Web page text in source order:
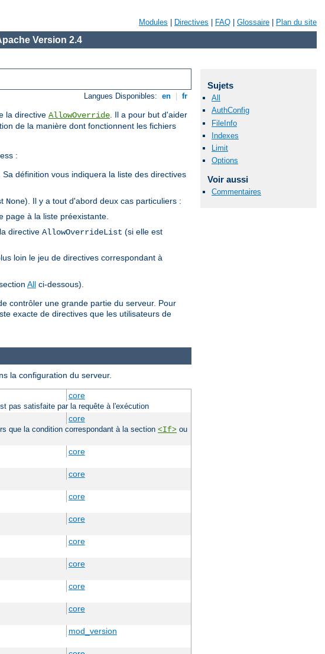
Modules Directives FAQ Glossaire Plan du site
Version 2.4
Langues Disponibles: en fr
la directive AllowOverride. Il a pour but d'aider
de la manière dont fonctionnent les fichiers
:
définition vous indiquera la liste des directives
None). Il y a tout d'abord deux cas particuliers :
page à la liste préexistante.
directive AllowOverrideList (si elle est
loin le jeu de directives correspondant à
All ci-dessous).
contrôler une grande partie du serveur. Pour
exacte de directives que les utilisateurs de
Sujets
All
AuthConfig
FileInfo
Indexes
Limit
Options
Voir aussi
Commentaires
la configuration du serveur.
core
pas satisfaite par la requête à l'exécution
core
que la condition correspondant à la section <If> ou
core
core
core
core
core
core
core
core
mod_version